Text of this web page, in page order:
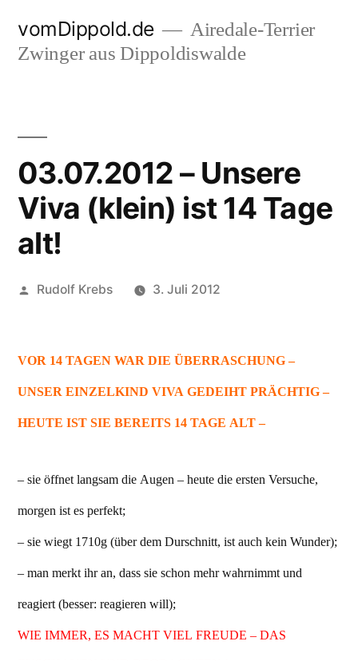
Inhalt
vomDippold.de
Airedale-Terrier
Zwinger aus Dippoldiswalde
03.07.2012 – Unsere
Viva (klein) ist 14 Tage
alt!
Veröffentlicht
Rudolf Krebs 3. Juli 2012
VOR 14 TAGEN WAR DIE ÜBERRASCHUNG –
UNSER EINZELKIND VIVA GEDEIHT PRÄCHTIG –
HEUTE IST SIE BEREITS 14 TAGE ALT –
– sie öffnet langsam die Augen – heute die ersten Versuche,
morgen ist es perfekt;
– sie wiegt 1710g (über dem Durschnitt, ist auch kein Wunder);
– man merkt ihr an, dass sie schon mehr wahrnimmt und
reagiert (besser: reagieren will);
WIE IMMER, ES MACHT VIEL FREUDE – DAS